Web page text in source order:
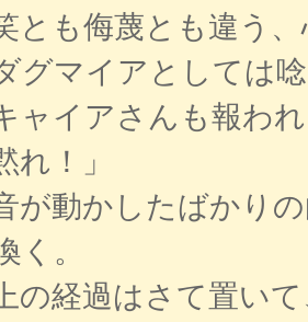
とも侮蔑とも違う
グマイアとしては
ャイアさんも報わ
！」
が動かしたばかり
く。
の経過はさて置い